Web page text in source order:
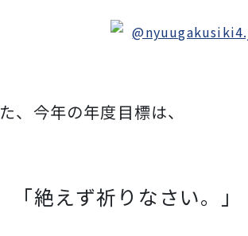
た、今年の年度目標は、
「絶えず祈りなさい。」